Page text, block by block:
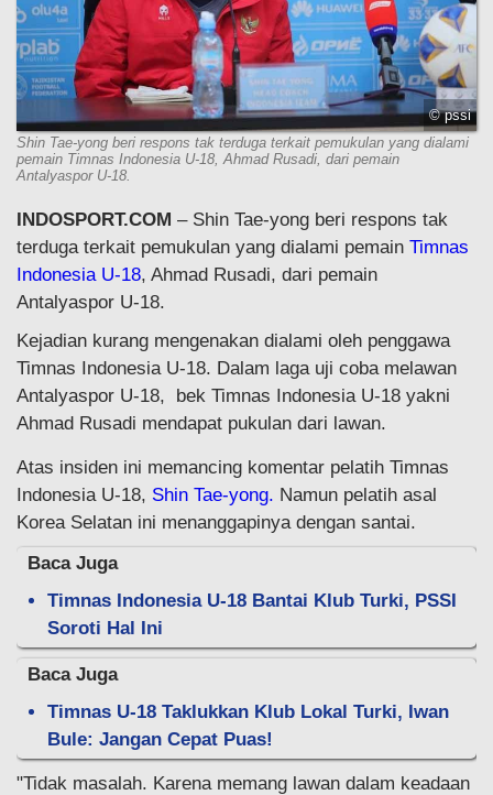
© pssi
Shin Tae-yong beri respons tak terduga terkait pemukulan yang dialami
pemain Timnas Indonesia U-18, Ahmad Rusadi, dari pemain
Antalyaspor U-18.
INDOSPORT.COM – Shin Tae-yong beri respons tak
terduga terkait pemukulan yang dialami pemain Timnas
Indonesia U-18, Ahmad Rusadi, dari pemain
Antalyaspor U-18.
Kejadian kurang mengenakan dialami oleh penggawa
Timnas Indonesia U-18. Dalam laga uji coba melawan
Antalyaspor U-18, bek Timnas Indonesia U-18 yakni
Ahmad Rusadi mendapat pukulan dari lawan.
Atas insiden ini memancing komentar pelatih Timnas
Indonesia U-18, Shin Tae-yong. Namun pelatih asal
Korea Selatan ini menanggapinya dengan santai.
Baca Juga
Timnas Indonesia U-18 Bantai Klub Turki, PSSI
Soroti Hal Ini
Baca Juga
Timnas U-18 Taklukkan Klub Lokal Turki, Iwan
Bule: Jangan Cepat Puas!
"Tidak masalah. Karena memang lawan dalam keadaan